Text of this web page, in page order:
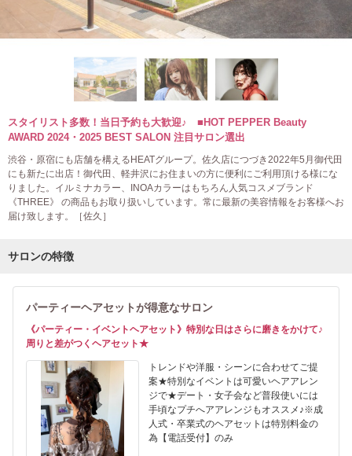
スタイリスト多数！当日予約も大歓迎♪ ■HOT PEPPER Beauty
AWARD 2024・2025 BEST SALON 注目サロン選出
渋谷・原宿にも店舗を構えるHEATグループ。佐久店につづき2022年5月御代田
にも新たに出店！御代田、軽井沢にお住まいの方に便利にご利用頂ける様にな
りました。イルミナカラー、INOAカラーはもちろん人気コスメブランド
《THREE》 の商品もお取り扱いしています。常に最新の美容情報をお客様へお
届け致します。［佐久］
サロンの特徴
パーティーヘアセットが得意なサロン
《パーティー・イベントヘアセット》特別な日はさらに磨きをかけて♪
周りと差がつくヘアセット★
トレンドや洋服・シーンに合わせてご提
案★特別なイベントは可愛いヘアアレン
ジで★デート・女子会など普段使いには
手頃なプチへアアレンジもオススメ♪※成
人式・卒業式のヘアセットは特別料金の
為【電話受付】のみ